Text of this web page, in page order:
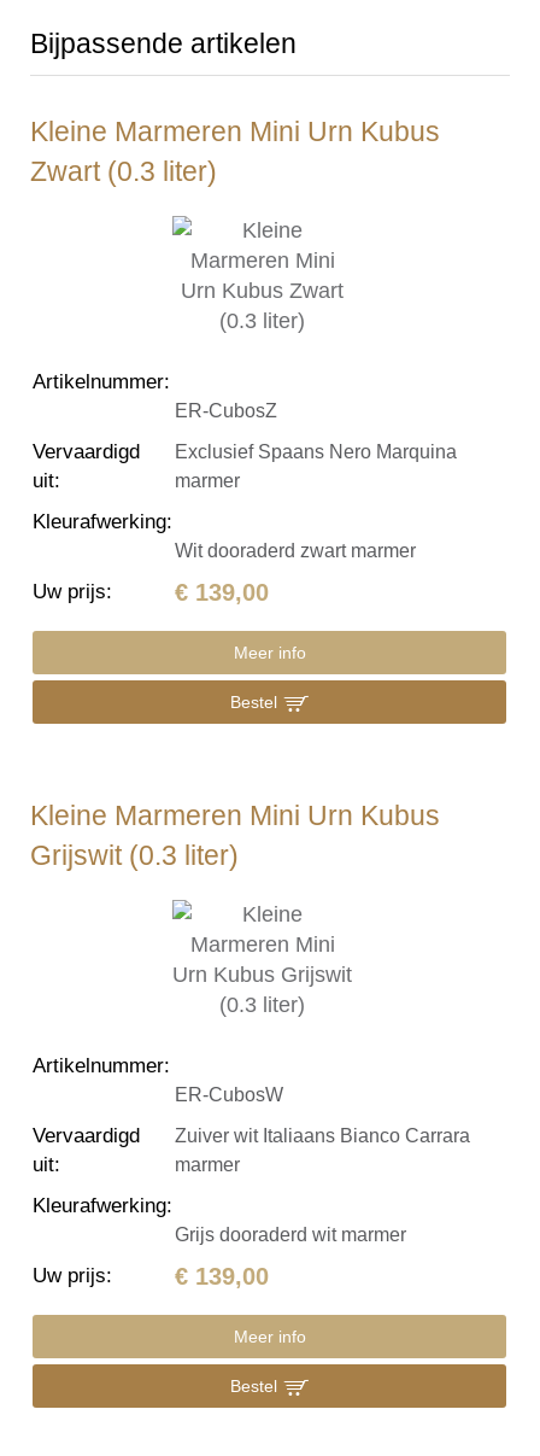
Bijpassende artikelen
Kleine Marmeren Mini Urn Kubus
Zwart (0.3 liter)
Artikelnummer:
ER-CubosZ
Vervaardigd
uit:
Exclusief Spaans Nero Marquina
marmer
Kleurafwerking:
Wit dooraderd zwart marmer
Uw prijs: € 139,00
Meer info
Bestel
Kleine Marmeren Mini Urn Kubus
Grijswit (0.3 liter)
Artikelnummer:
ER-CubosW
Vervaardigd
uit:
Zuiver wit Italiaans Bianco Carrara
marmer
Kleurafwerking:
Grijs dooraderd wit marmer
Uw prijs: € 139,00
Meer info
Bestel